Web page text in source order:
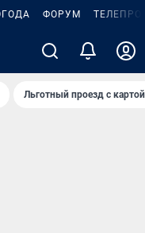
ФОРУМ
Льготный проезд с